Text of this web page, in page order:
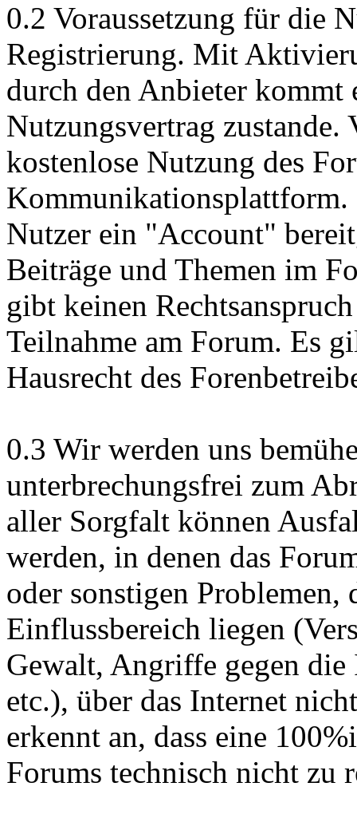
0.2 Voraussetzung für die
Registrierung. Mit
durch den Anbieter
Nutzungsvertrag zustande.
kostenlose Nutzung des
Nutzer ein "Account"
Beiträge und Themen im
gibt keinen
Teilnahme am Forum. Es
Hausrecht des
0.3 Wir werden uns
unterbrechungsfrei zum
aller Sorgfalt können
werden, in denen das
oder sonstigen Problemen,
Einflussbereich liegen
Gewalt, Angriffe gegen
etc.), über das Internet
erkennt an, dass eine
Forums technisch nicht zu